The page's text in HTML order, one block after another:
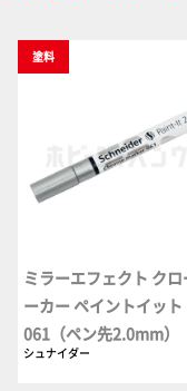
塗料
ミラーエフェクト ク
ーカー ペイントイット
061（ペン先2.0mm）
シュナイダー